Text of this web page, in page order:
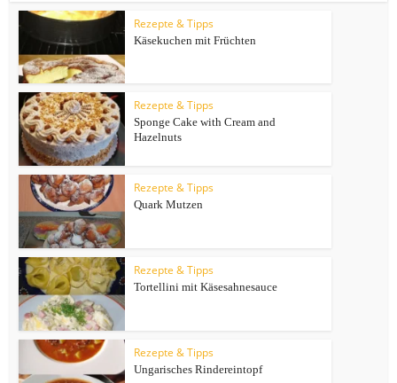
Rezepte & Tipps
Käsekuchen mit Früchten
Rezepte & Tipps
Sponge Cake with Cream and
Hazelnuts
Rezepte & Tipps
Quark Mutzen
Rezepte & Tipps
Tortellini mit Käsesahnesauce
Rezepte & Tipps
Ungarisches Rindereintopf